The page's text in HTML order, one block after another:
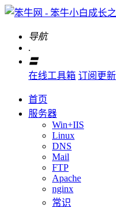
导航
.
〓
在线工具箱 订阅更新
首页
服务器
Win+IIS
Linux
DNS
Mail
FTP
Apache
nginx
常识